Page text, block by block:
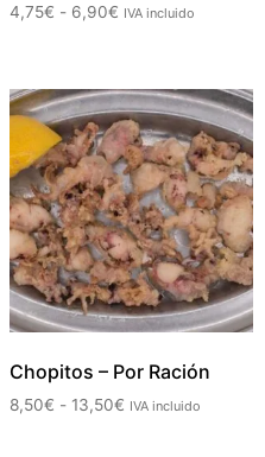
4,75€ - 6,90€ IVA incluido
Chopitos – Por Ración
8,50€ - 13,50€ IVA incluido